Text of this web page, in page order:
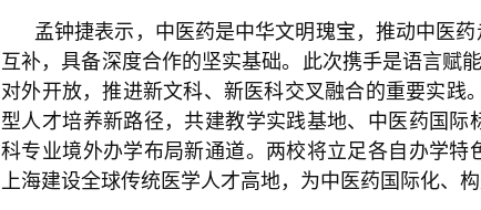
孟钟捷表示，中医药是中华文明瑰宝，推动中医
互补，具备深度合作的坚实基础。此次携手是语言赋
对外开放，推进新文科、新医科交叉融合的重要实践
型人才培养新路径，共建教学实践基地、中医药国
科专业境外办学布局新通道。两校将立足各自办学
上海建设全球传统医学人才高地，为中医药国际化、